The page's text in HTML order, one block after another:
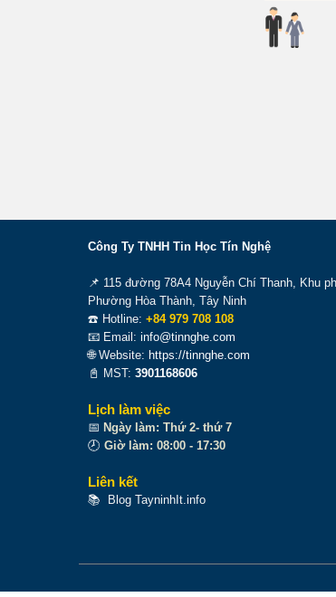
Công Ty TNHH Tin Học Tín Nghệ
📌 115 đường 78A4 Nguyễn Chí Thanh, Khu
Phường Hòa Thành, Tây Ninh
☎️ Hotline: +84 979 708 108
📧 Email: info@tinnghe.com
🌐 Website: https://tinnghe.com
📓 MST: 3901168606
Lịch làm việc
📅 Ngày làm: Thứ 2- thứ 7
🕗 Giờ làm: 08:00 - 17:30
Liên kết
📚 Blog TayninhIt.info